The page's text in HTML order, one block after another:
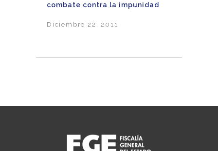
combate contra la impunidad
Diciembre 22, 2011